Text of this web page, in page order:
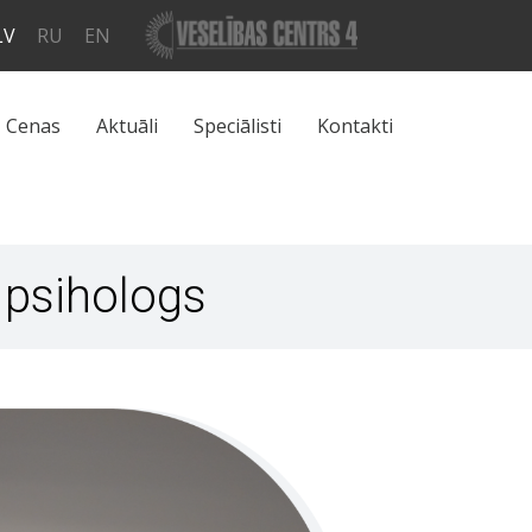
RU EN
Cenas Aktuāli Speciālisti Kontakti